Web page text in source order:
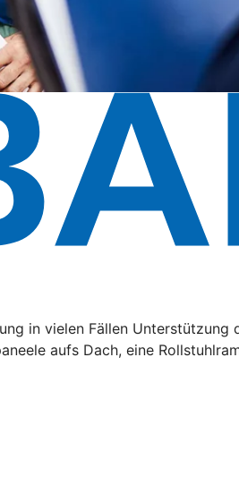
in vielen Fällen
aufs Dach, eine